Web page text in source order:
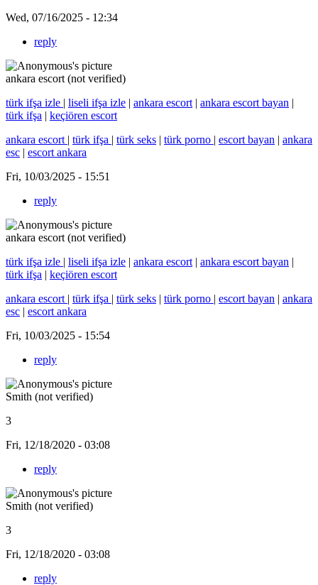
Wed, 07/16/2025 - 12:34
reply
ankara escort (not verified)
türk ifşa izle | liseli ifşa izle | ankara escort | ankara escort bayan |
türk ifşa | keçiören escort
ankara escort | türk ifşa | türk seks | türk porno | escort bayan | ankara
esc | escort ankara
Fri, 10/03/2025 - 15:51
reply
ankara escort (not verified)
türk ifşa izle | liseli ifşa izle | ankara escort | ankara escort bayan |
türk ifşa | keçiören escort
ankara escort | türk ifşa | türk seks | türk porno | escort bayan | ankara
esc | escort ankara
Fri, 10/03/2025 - 15:54
reply
Smith (not verified)
3
Fri, 12/18/2020 - 03:08
reply
Smith (not verified)
3
Fri, 12/18/2020 - 03:08
reply